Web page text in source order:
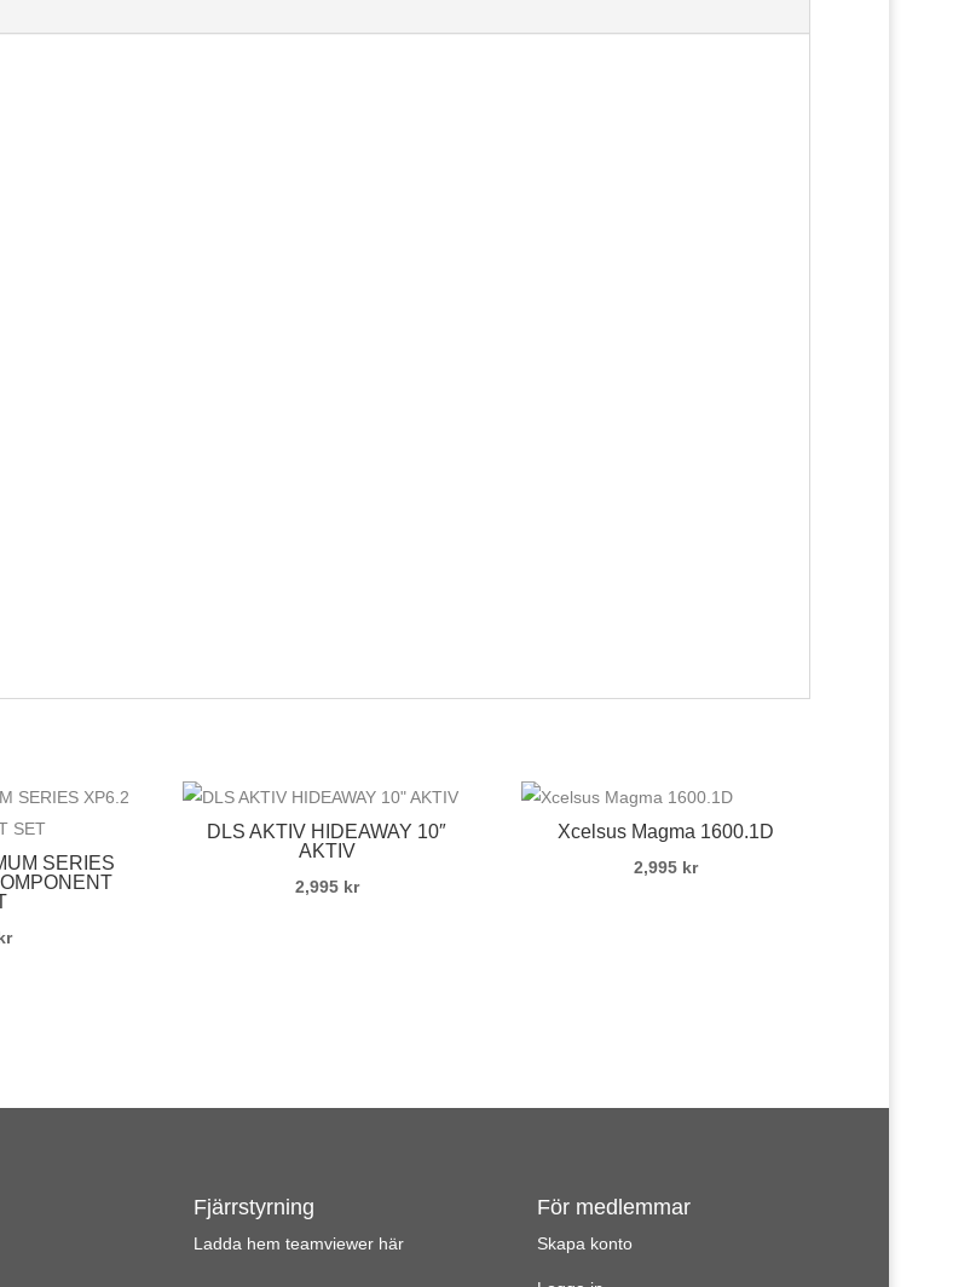
SERIES
DLS AKTIV HIDEAWAY 10″
AKTIV
2,995 kr
Xcelsus Magma 1600.1D
2,995 kr
Fjärrstyrning
Ladda hem teamviewer här
För medlemmar
Skapa konto